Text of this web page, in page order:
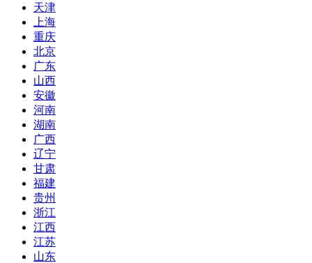
天津
上海
重庆
北京
广东
山西
安徽
河南
湖南
广西
辽宁
甘肃
福建
贵州
浙江
江西
江苏
山东